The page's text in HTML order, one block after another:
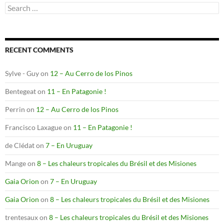
Search
for:
RECENT COMMENTS
Sylve - Guyon 12 – Au Cerro de los Pinos
Bentegeaton 11 – En Patagonie !
Perrin on 12 – Au Cerro de los Pinos
Francisco Laxagueon 11 – En Patagonie !
de Clédaton 7 – En Uruguay
Mangeon 8 – Les chaleurs tropicales du Brésil et des Misiones
Gaia Orion on 7 – En Uruguay
Gaia Orion on 8 – Les chaleurs tropicales du Brésil et des Misiones
trentesauxon 8 – Les chaleurs tropicales du Brésil et des Misiones